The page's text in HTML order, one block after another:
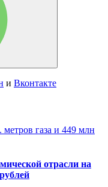
и Вконтакте
отрасли на